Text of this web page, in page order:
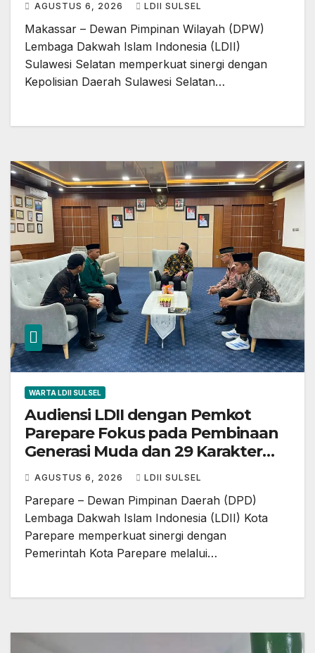
AGUSTUS 6, 2026 LDII SULSEL
Makassar – Dewan Pimpinan Wilayah (DPW)
Lembaga Dakwah Islam Indonesia (LDII)
Sulawesi Selatan memperkuat sinergi dengan
Kepolisian Daerah Sulawesi Selatan…
WARTA LDII SULSEL
Audiensi LDII dengan Pemkot
Parepare Fokus pada Pembinaan
Generasi Muda dan 29 Karakter
Luhur
AGUSTUS 6, 2026 LDII SULSEL
Parepare – Dewan Pimpinan Daerah (DPD)
Lembaga Dakwah Islam Indonesia (LDII) Kota
Parepare memperkuat sinergi dengan
Pemerintah Kota Parepare melalui…